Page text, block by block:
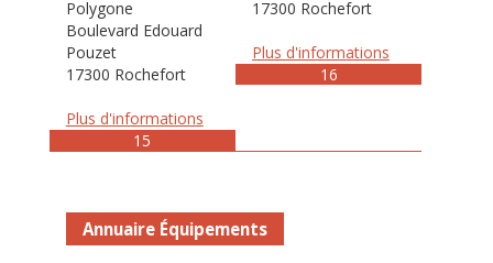
Polygone
Boulevard Edouard
Pouzet
17300 Rochefort
Plus d'informations
15
17300 Rochefort
Plus d'informations
16
Annuaire Équipements